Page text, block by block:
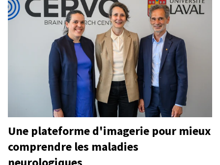
Une plateforme d'imagerie pour mieux
comprendre les maladies